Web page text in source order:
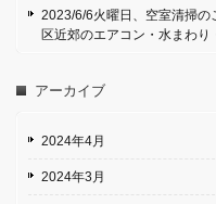
2023/6/6火曜日、空室清掃
区近郊のエアコン・水まわり
アーカイブ
2024年4月
2024年3月